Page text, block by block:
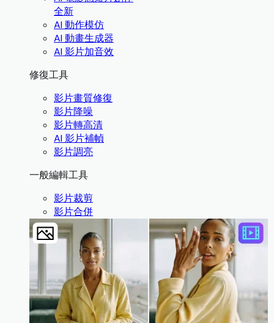
全新
AI 動作模仿
AI 動畫生成器
AI 影片加音效
修復工具
影片畫質修復
影片降噪
影片轉高清
AI 影片補幀
影片調亮
一般編輯工具
影片裁剪
影片合併